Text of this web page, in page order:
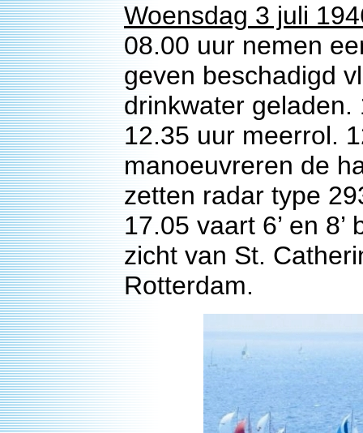
Woensdag 3 juli
08.00 uur nemen
geven beschadigd
drinkwater
12.35 uur meerrol.
manoeuvreren de
zetten radar type
17.05 vaart 6’ en
zicht van St.
Rotterdam.